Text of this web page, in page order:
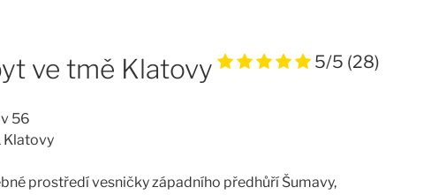
ve tmě Klatovy 5/5 (28)
56
Klatovy
prostředí vesničky západního předhůří Šumavy,